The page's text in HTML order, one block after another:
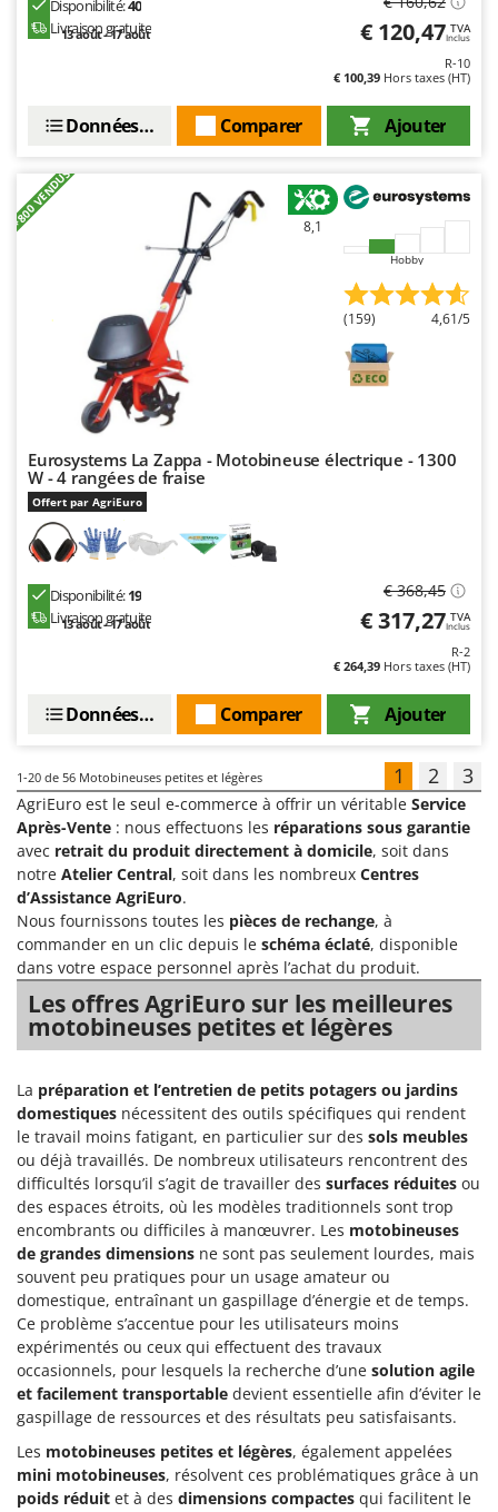
Disponibilité:40
Livraison gratuite
13 août - 17 août € 120,47 TVA
Inclus
R-10
€ 100,39 Hors taxes (HT)
Ajouter
Comparer
Données techniques
+800 VENDUS 8,1
Hobby
(159) 4,61/5
Eurosystems La Zappa - Motobineuse électrique - 1300
W - 4 rangées de fraise
Offert par AgriEuro
Disponibilité:19
Livraison gratuite
13 août - 17 août
€ 368,45
€ 317,27 TVA
Inclus
R-2
€ 264,39 Hors taxes (HT)
Ajouter
Comparer
Données techniques
1-20 de 56 Motobineuses petites et légères 1 2 3
AgriEuro est le seul e-commerce à offrir un véritable Service
Après-Vente : nous effectuons les réparations sous garantie
avec retrait du produit directement à domicile, soit dans
notre Atelier Central, soit dans les nombreux Centres
d’Assistance AgriEuro.
Nous fournissons toutes les pièces de rechange, à
commander en un clic depuis le schéma éclaté, disponible
dans votre espace personnel après l’achat du produit.
Les offres AgriEuro sur les meilleures
motobineuses petites et légères
La préparation et l’entretien de petits potagers ou jardins
domestiques nécessitent des outils spécifiques qui rendent
le travail moins fatigant, en particulier sur des sols meubles
ou déjà travaillés. De nombreux utilisateurs rencontrent des
difficultés lorsqu’il s’agit de travailler des surfaces réduites ou
des espaces étroits, où les modèles traditionnels sont trop
encombrants ou difficiles à manœuvrer. Les motobineuses
de grandes dimensions ne sont pas seulement lourdes, mais
souvent peu pratiques pour un usage amateur ou
domestique, entraînant un gaspillage d’énergie et de temps.
Ce problème s’accentue pour les utilisateurs moins
expérimentés ou ceux qui effectuent des travaux
occasionnels, pour lesquels la recherche d’une solution agile
et facilement transportable devient essentielle afin d’éviter le
gaspillage de ressources et des résultats peu satisfaisants.
Les motobineuses petites et légères, également appelées
mini motobineuses, résolvent ces problématiques grâce à un
poids réduit et à des dimensions compactes qui facilitent le